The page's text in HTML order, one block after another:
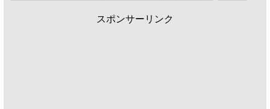
スポンサーリンク